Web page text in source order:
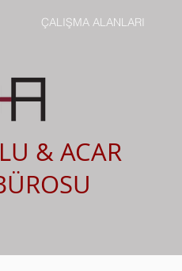
ÇALIŞMA ALANLARI
& ACAR